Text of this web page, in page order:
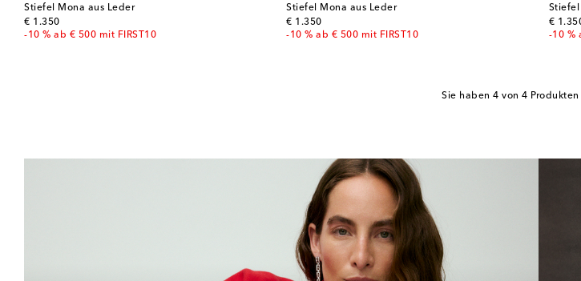
Stiefel Mona aus Leder
€ 1.350
original price
-10 % ab € 500 mit FIRST10
Stiefel Mona aus Leder
€ 1.350
original price
-10 % ab € 500 mit FIRST10
Stiefel
€
-10 %
Sie haben 4 von 4 Produkten